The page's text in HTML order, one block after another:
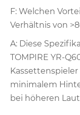
F: Welchen
Verhältnis von
A: Diese
TOMPIRE YR-
minimalem
bei höheren